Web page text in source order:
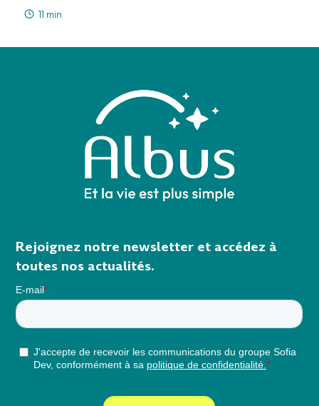
11 min
Rejoignez notre newsletter et accédez à
toutes nos actualités.